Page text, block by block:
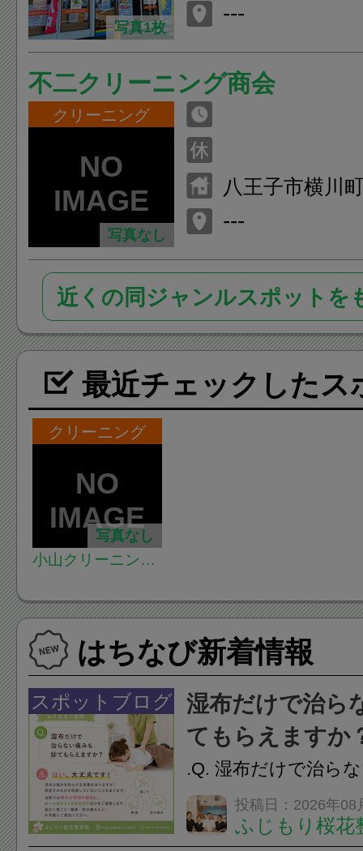
写真1枚
---
不二クリーニング商会
クリーニング
写真なし
八王子市横川
---
近くの同ジャンルスポットを
最近チェックしたス
クリーニング
写真なし
小山クリーニング
はちなび新着情報
スポットブログ
湿布だけで治ら
てもらえますか
.Q. 湿布だけで治ら
らえますか？A. はい
湿布は痛みを和らげ
投稿日：2026年08
ふじもり桜花